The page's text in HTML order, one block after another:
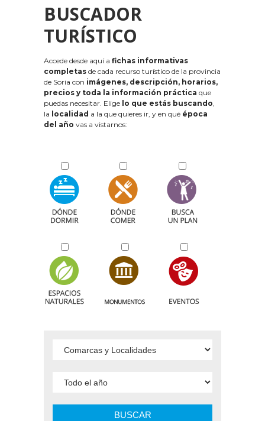
BUSCADOR
TURÍSTICO
Accede desde aquí a fichas informativas
completas de cada recurso turístico de la provincia
de Soria con imágenes, descripción, horarios,
precios y toda la información práctica que
puedas necesitar. Elige lo que estás buscando,
la localidad a la que quieres ir, y en qué época
del año vas a vistarnos:
BUSCAR